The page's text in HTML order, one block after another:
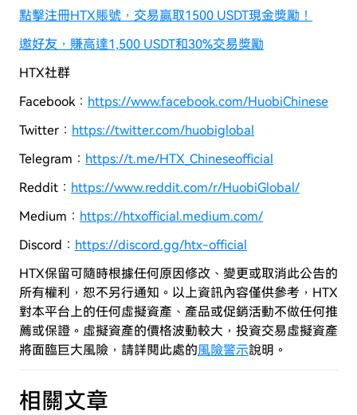
點擊注冊HTX賬號，交易贏取1500 USDT現金獎勵！
邀好友，賺高達1,500 USDT和30%交易獎勵
HTX社群
Facebook： https://www.facebook.com/HuobiChinese
Twitter： https://twitter.com/huobiglobal
Telegram： https://t.me/HTX_Chineseofficial
Reddit： https://www.reddit.com/r/HuobiGlobal/
Medium： https://htxofficial.medium.com/
Discord： https://discord.gg/htx-official
HTX保留可隨時根據任何原因修改、變更或取消此公告的
所有權利，恕不另行通知。以上資訊內容僅供參考，HTX
對本平台上的任何虛擬資產、產品或促銷活動不做任何推
薦或保證。虛擬資產的價格波動較大，投資交易虛擬資產
將面臨巨大風險， 請詳閱此處的風險警示說明。
相關文章